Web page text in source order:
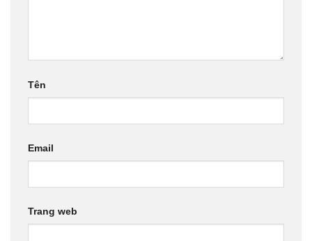
Tên
Email
Trang web